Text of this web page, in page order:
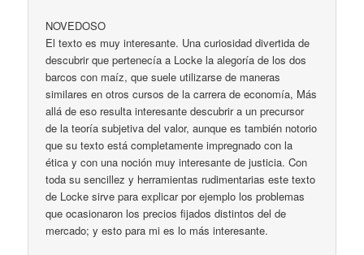
NOVEDOSO
El texto es muy interesante. Una curiosidad divertida de
descubrir que pertenecía a Locke la alegoría de los dos
barcos con maíz, que suele utilizarse de maneras
similares en otros cursos de la carrera de economía, Más
allá de eso resulta interesante descubrir a un precursor
de la teoría subjetiva del valor, aunque es también notorio
que su texto está completamente impregnado con la
ética y con una noción muy interesante de justicia. Con
toda su sencillez y herramientas rudimentarias este texto
de Locke sirve para explicar por ejemplo los problemas
que ocasionaron los precios fijados distintos del de
mercado; y esto para mi es lo más interesante.